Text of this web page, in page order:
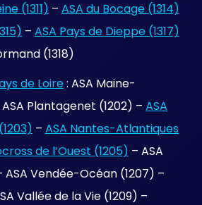
(1311) – ASA du Bocage (1314)
– ASA Pays de Dieppe (1317)
(1318)
de Loire : ASA Maine-
Plantagenet (1202) – ASA
– ASA Nantes-Atlantiques
de l’Ouest (1205) – ASA
ASA Vendée-Océan (1207) –
Vallée de la Vie (1209) –